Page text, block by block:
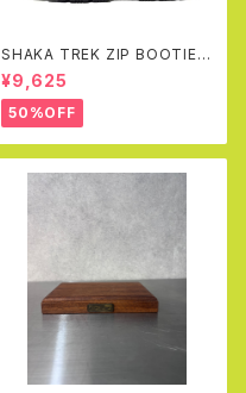
SHAKA TREK ZIP BOOTIE A
T 23AW (Black)
¥9,625
50%OFF